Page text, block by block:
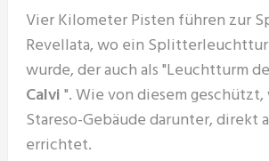
Vier Kilometer Pisten führen zur
Revellata, wo ein
wurde, der auch als "Leuchtturm
Calvi". Wie von diesem geschützt,
Stareso-Gebäude darunter, direkt
errichtet.